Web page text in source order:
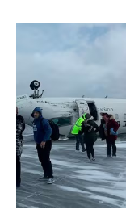
aterrizar
y
pasajeros
sobreviven
de
milagro
en